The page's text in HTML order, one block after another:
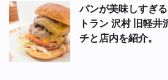
パンが美味しすぎ
トラン 沢村 旧軽
チと店内を紹介。